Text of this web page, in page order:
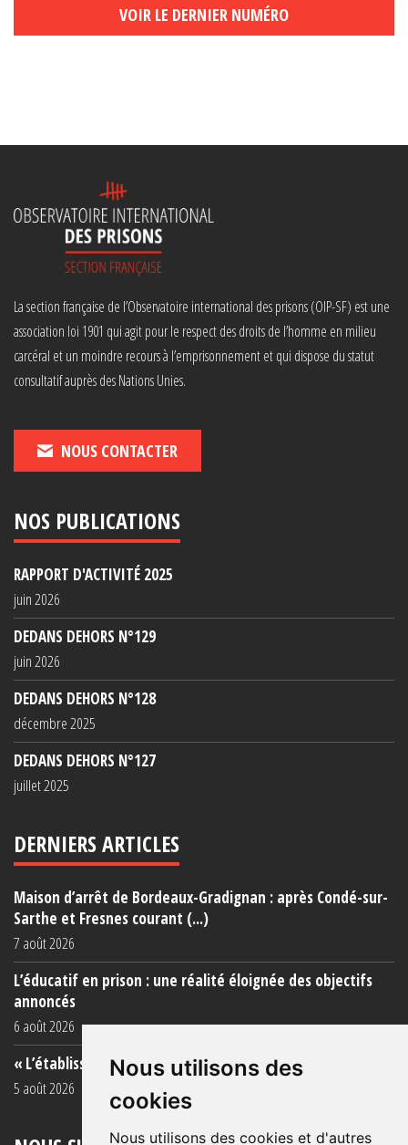
Nous utilisons des
cookies
Nous utilisons des cookies et d'autres
VOIR LE DERNIER NUMÉRO
La section française de l’Observatoire international des prisons (OIP-SF) est une
association loi 1901 qui agit pour le respect des droits de l’homme en milieu
carcéral et un moindre recours à l’emprisonnement et qui dispose du statut
consultatif auprès des Nations Unies.
NOUS CONTACTER
NOS PUBLICATIONS
RAPPORT D'ACTIVITÉ 2025
juin 2026
DEDANS DEHORS N°129
juin 2026
DEDANS DEHORS N°128
décembre 2025
DEDANS DEHORS N°127
juillet 2025
DERNIERS ARTICLES
Maison d’arrêt de Bordeaux-Gradignan : après Condé-sur-
Sarthe et Fresnes courant (...)
7 août 2026
L’éducatif en prison : une réalité éloignée des objectifs
annoncés
6 août 2026
« L’établissement est une porcherie totale »
5 août 2026